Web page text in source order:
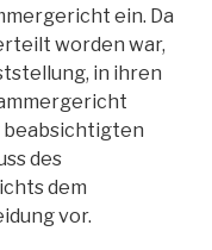
ein. Da
worden war,
in ihren
beabsichtigten
des
dem
vor.